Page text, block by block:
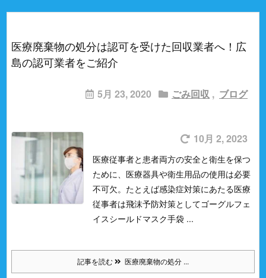
医療廃棄物の処分は認可を受けた回収業者へ！広
島の認可業者をご紹介
5月 23, 2020 ごみ回収 , ブログ
10月 2, 2023
医療従事者と患者両方の安全と衛生を保つ
ために、医療器具や衛生用品の使用は必要
不可欠。 たとえば感染症対策にあたる医療
従事者は飛沫予防対策としてゴーグルフェ
イスシールドマスク手袋 ...
記事を読む 医療廃棄物の処分 ...